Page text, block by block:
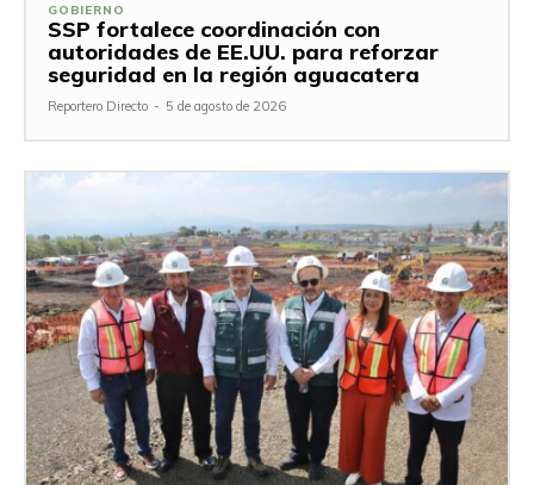
GOBIERNO
SSP fortalece coordinación con
autoridades de EE.UU. para reforzar
seguridad en la región aguacatera
Reportero Directo - 5 de agosto de 2026